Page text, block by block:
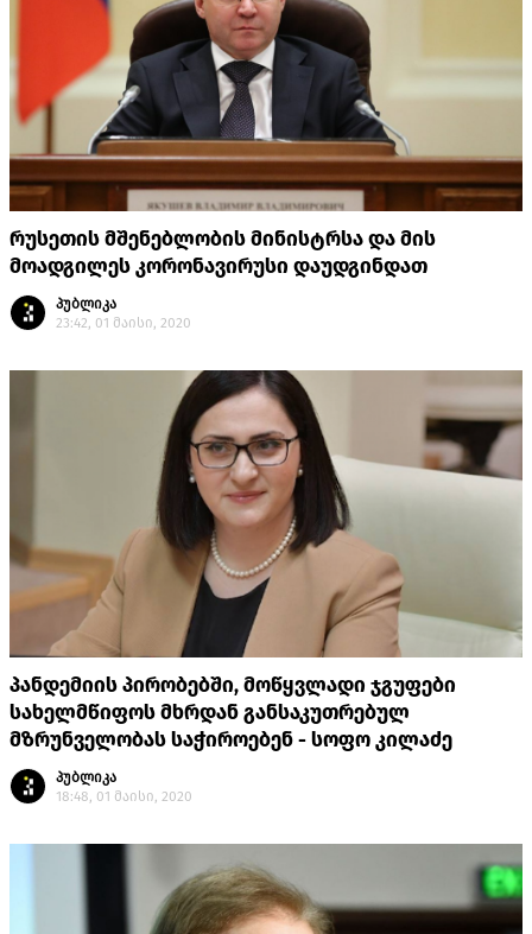
რუსეთის მშენებლობის მინისტრსა და მის
მოადგილეს კორონავირუსი დაუდგინდათ
პუბლიკა
23:42, 01 მაისი, 2020
პანდემიის პირობებში, მოწყვლადი ჯგუფები
სახელმწიფოს მხრდან განსაკუთრებულ
მზრუნველობას საჭიროებენ - სოფო კილაძე
პუბლიკა
18:48, 01 მაისი, 2020